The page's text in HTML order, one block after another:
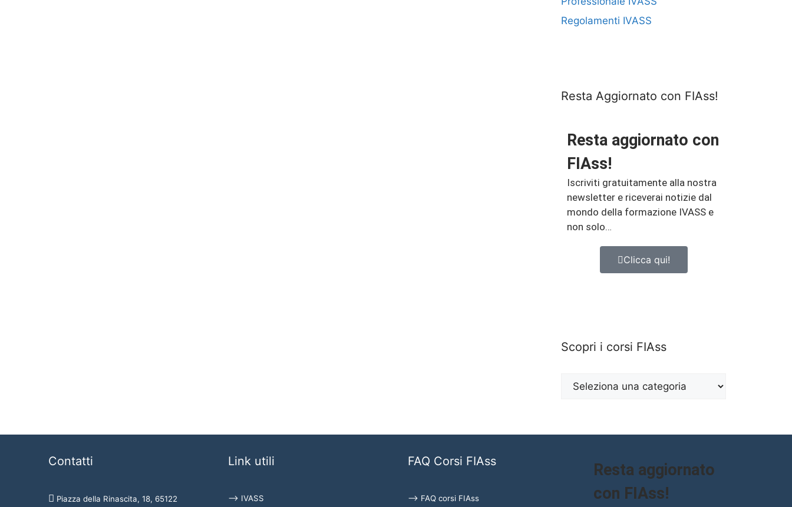
Regolamenti IVASS
Resta Aggiornato con FIAss!
Resta aggiornato con
FIAss!
Iscriviti gratuitamente alla nostra
newsletter e riceverai notizie dal
mondo della formazione IVASS e
non solo…
Clicca qui!
Scopri i corsi FIAss
Contatti
Piazza della Rinascita, 18, 65122
Link utili
⟶ IVASS
FAQ Corsi FIAss
⟶ FAQ corsi FIAss
Resta aggiornato
con FIAss!